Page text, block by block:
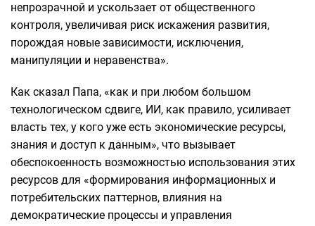
непрозрачной и ускользает от общественного
контроля, увеличивая риск искажения развития,
порождая новые зависимости, исключения,
манипуляции и неравенства».
Как сказал Папа, «как и при любом большом
технологическом сдвиге, ИИ, как правило, усиливает
власть тех, у кого уже есть экономические ресурсы,
знания и доступ к данным», что вызывает
обеспокоенность возможностью использования этих
ресурсов для «формирования информационных и
потребительских паттернов, влияния на
демократические процессы и управления